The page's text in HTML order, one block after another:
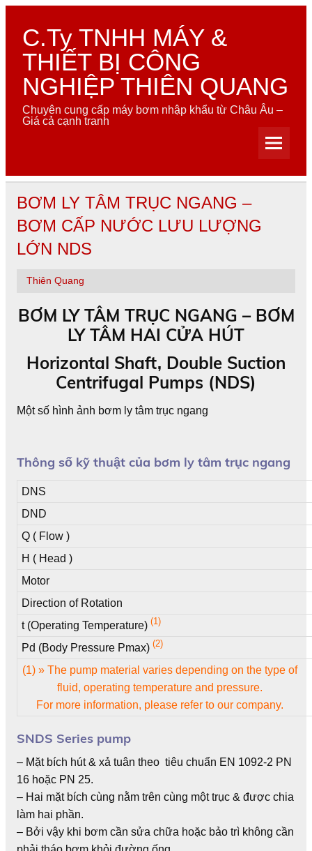
Skip
contentC.Ty TNHH MÁY &
THIẾT BỊ CÔNG
NGHIỆP THIÊN QUANG
Chuyên cung cấp máy bơm nhập khẩu từ Châu Âu –
Giá cả cạnh tranh
BƠM LY TÂM TRỤC NGANG –
BƠM CẤP NƯỚC LƯU LƯỢNG
LỚN NDS
Thiên Quang
BƠM LY TÂM TRỤC NGANG – BƠM
LY TÂM HAI CỬA HÚT
Horizontal Shaft, Double Suction
Centrifugal Pumps (NDS)
Một số hình ảnh bơm ly tâm trục ngang
Thông số kỹ thuật của bơm ly tâm trục ngang
DNS
DND
Q ( Flow )
H ( Head )
Motor
Direction of Rotation
t (Operating Temperature) (1)
Pd (Body Pressure Pmax) (2)
(1) » The pump material varies depending on the type of
fluid, operating temperature and pressure.
For more information, please refer to our company.
SNDS Series pump
– Mặt bích hút & xả tuân theo tiêu chuẩn EN 1092-2 PN
16 hoặc PN 25.
– Hai mặt bích cùng nằm trên cùng một trục & được chia
làm hai phần.
– Bởi vậy khi bơm cần sửa chữa hoặc bảo trì không cần